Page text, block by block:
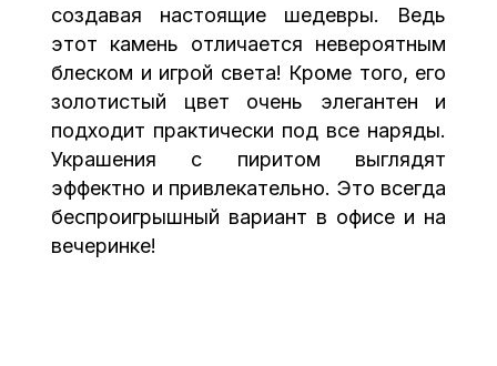
создавая настоящие шедевры. Ведь
этот камень отличается невероятным
блеском и игрой света! Кроме того, его
золотистый цвет очень элегантен и
подходит практически под все наряды.
Украшения с пиритом выглядят
эффектно и привлекательно. Это всегда
беспроигрышный вариант в офисе и на
вечеринке!